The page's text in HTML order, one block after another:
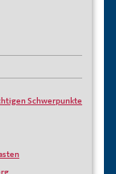
Schwerpunkte